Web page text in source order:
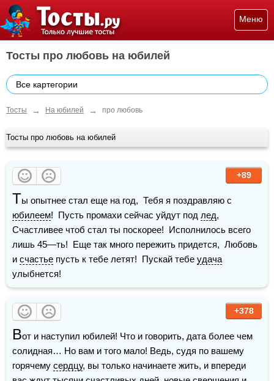
Меню
Тосты про любовь на юбилей
Все картегории
Тосты → На юбилей → про любовь
Тосты про любовь на юбилей
+89
Т
юбилеем!  Пусть промахи сейчас уйдут под лед,
Счастливее чтоб стал ты поскорее!  Исполнилось всего
лишь 45—ть!  Еще так много пережить придется,  Любовь
и счастье пусть к тебе летят!  Пускай тебе удача
улыбнется!
+378
Вот и наступил юбилей! Что и говорить, дата более чем
солидная… Но вам и того мало! Ведь, судя по вашему
горячему сердцу, вы только начинаете жить, и впереди